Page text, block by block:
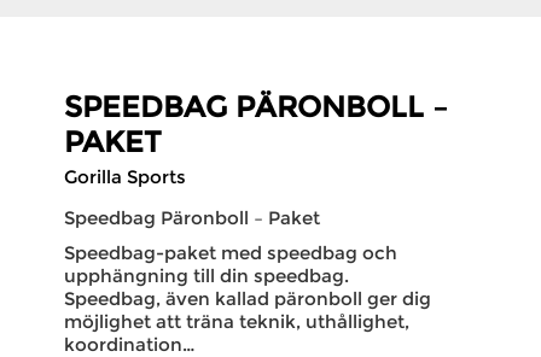
SPEEDBAG PÄRONBOLL –
PAKET
Gorilla Sports
Speedbag Päronboll – Paket
Speedbag-paket med speedbag och
upphängning till din speedbag.
Speedbag, även kallad päronboll ger dig
möjlighet att träna teknik, uthållighet,
koordination…